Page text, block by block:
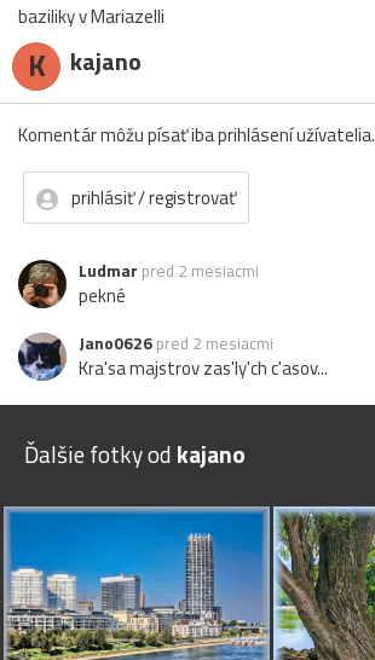
baziliky v Mariazelli
K kajano
Komentár môžu písať iba prihlásení užívatelia.
prihlásiť / registrovať
Ludmar pred 2 mesiacmi
pekné
Jano0626 pred 2 mesiacmi
Kra'sa majstrov zas'ly'ch c'asov...
Ďalšie fotky od kajano